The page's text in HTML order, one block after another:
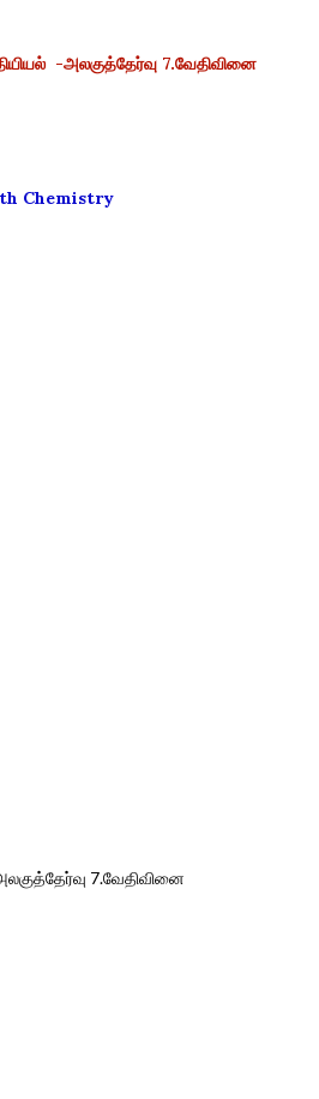
-அலகுத்தேர்வு 7.வேதிவினை
Chemistry
7.வேதிவினை